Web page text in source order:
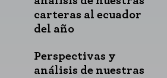
carteras al ecuador
del año
Perspectivas y
análisis de nuestras